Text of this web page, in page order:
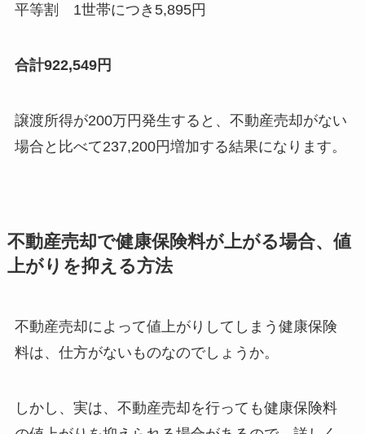
平等割 1世帯につき5,895円
合計922,549円
譲渡所得が200万円発生すると、不動産売却がない
場合と比べて237,200円増加する結果になります。
不動産売却で健康保険料が上がる場合、値
上がりを抑える方法
不動産売却によって値上がりしてしまう健康保険
料は、仕方がないものなのでしょうか。
しかし、実は、不動産売却を行っても健康保険料